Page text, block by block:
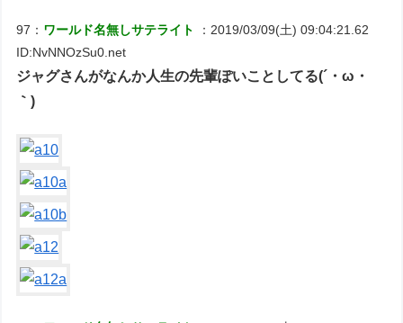
97： ワールド名無しサテライト
：2019/03/09(土) 09:04:21.62
ID:NvNNOzSu0.net
ジャグさんがなんか人生の先輩ぽいことしてる(´・ω・
｀)